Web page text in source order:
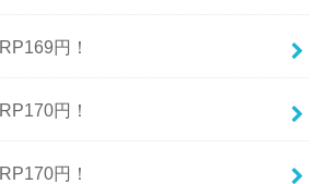
円！
円！
円！